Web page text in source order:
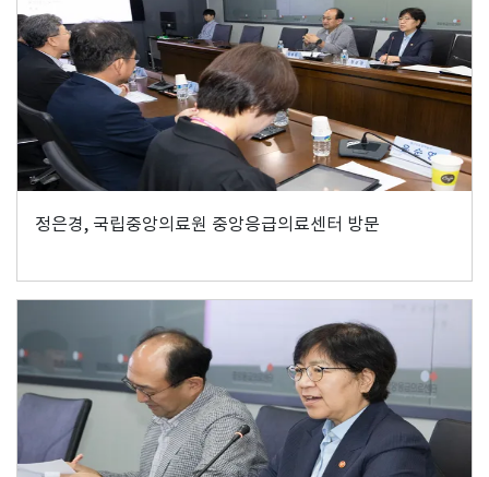
정은경, 국립중앙의료원 중앙응급의료센터 방문